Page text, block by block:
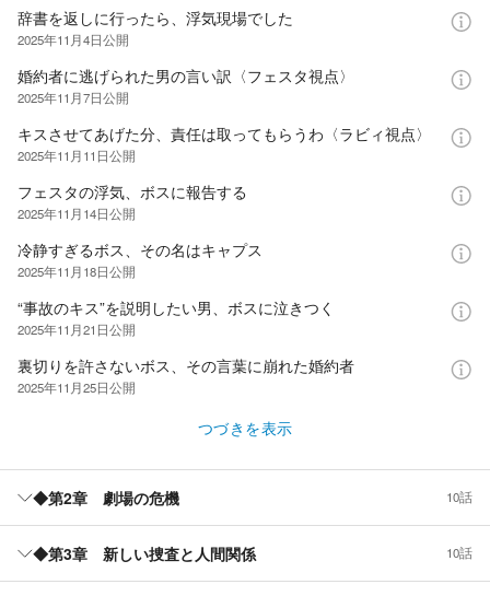
辞書を返しに行ったら、浮気現場でした
2025年11月4日公開
婚約者に逃げられた男の言い訳〈フェスタ視点〉
2025年11月7日公開
キスさせてあげた分、責任は取ってもらうわ〈ラビィ視点〉
2025年11月11日公開
フェスタの浮気、ボスに報告する
2025年11月14日公開
冷静すぎるボス、その名はキャプス
2025年11月18日公開
“事故のキス”を説明したい男、ボスに泣きつく
2025年11月21日公開
裏切りを許さないボス、その言葉に崩れた婚約者
2025年11月25日公開
つづきを表示
◆第2章 劇場の危機 10話
◆第3章 新しい捜査と人間関係 10話